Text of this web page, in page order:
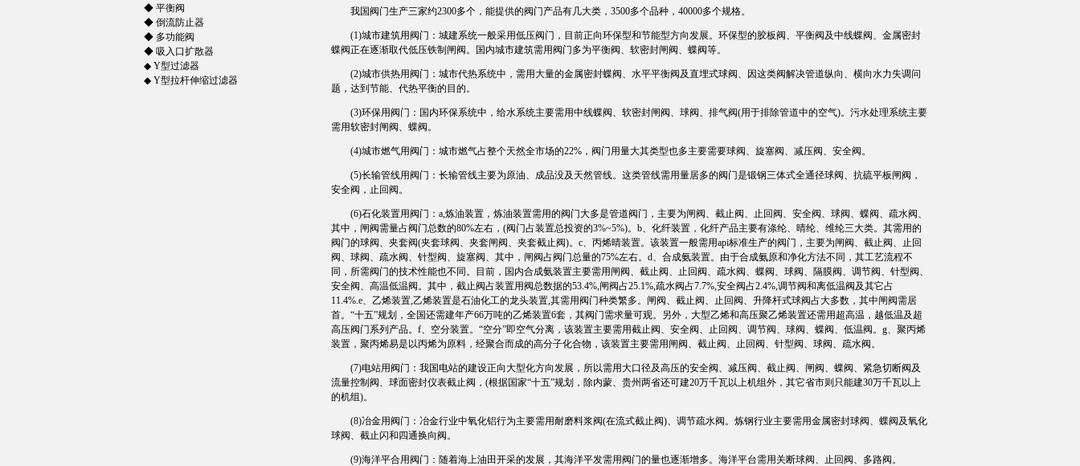
◆ 平衡阀
◆ 倒流防止器
◆ 多功能阀
◆ 吸入口扩散器
◆ Y型过滤器
◆ Y型拉杆伸缩过滤器
我国阀门生产三家约2300多个，能提供的阀门产品有几大类，3500多个品种，40000多个规格。
(1)城市建筑用阀门：城建系统一般采用低压阀门，目前正向环保型和节能型方向发展。环保型的胶板阀、平衡阀及中线蝶阀、金属密封
蝶阀正在逐渐取代低压铁制闸阀。国内城市建筑需用阀门多为平衡阀、软密封闸阀、蝶阀等。
(2)城市供热用阀门：城市代热系统中，需用大量的金属密封蝶阀、水平平衡阀及直埋式球阀、因这类阀解决管道纵向、横向水力失调问
题，达到节能、代热平衡的目的。
(3)环保用阀门：国内环保系统中，给水系统主要需用中线蝶阀、软密封闸阀、球阀、排气阀(用于排除管道中的空气)。污水处理系统主要
需用软密封闸阀、蝶阀。
(4)城市燃气用阀门：城市燃气占整个天然全市场的22%，阀门用量大其类型也多主要需要球阀、旋塞阀、减压阀、安全阀。
(5)长输管线用阀门：长输管线主要为原油、成品没及天然管线。这类管线需用量居多的阀门是锻钢三体式全通径球阀、抗硫平板闸阀，
安全阀，止回阀。
(6)石化装置用阀门：a,炼油装置，炼油装置需用的阀门大多是管道阀门，主要为闸阀、截止阀、止回阀、安全阀、球阀、蝶阀、疏水阀、
其中，闸阀需量占阀门总数的80%左右，(阀门占装置总投资的3%~5%)。b、化纤装置，化纤产品主要有涤纶、晴纶、维纶三大类。其需用的
阀门的球阀、夹套阀(夹套球阀、夹套闸阀、夹套截止阀)。c、丙烯晴装置。该装置一般需用api标准生产的阀门，主要为闸阀、截止阀、止回
阀、球阀、疏水阀、针型阀、旋塞阀、其中，闸阀占阀门总量的75%左右。d、合成氨装置。由于合成氨原和净化方法不同，其工艺流程不
同，所需阀门的技术性能也不同。目前，国内合成氨装置主要需用闸阀、截止阀、止回阀、疏水阀、蝶阀、球阀、隔膜阀、调节阀、针型阀、
安全阀、高温低温阀。其中，截止阀占装置用阀总数据的53.4%,闸阀占25.1%,疏水阀占7.7%,安全阀占2.4%,调节阀和离低温阀及其它占
11.4%.e、乙烯装置,乙烯装置是石油化工的龙头装置,其需用阀门种类繁多。闸阀、截止阀、止回阀、升降杆式球阀占大多数，其中闸阀需居
首。“十五”规划，全国还需建年产66万吨的乙烯装置6套，其阀门需求量可观。另外，大型乙烯和高压聚乙烯装置还需用超高温，越低温及超
高压阀门系列产品。f、空分装置。“空分”即空气分离，该装置主要需用截止阀、安全阀、止回阀、调节阀、球阀、蝶阀、低温阀。g、聚丙烯
装置，聚丙烯易是以丙烯为原料，经聚合而成的高分子化合物，该装置主要需用闸阀、截止阀、止回阀、针型阀、球阀、疏水阀。
(7)电站用阀门：我国电站的建设正向大型化方向发展，所以需用大口径及高压的安全阀、减压阀、截止阀、闸阀、蝶阀、紧急切断阀及
流量控制阀、球面密封仪表截止阀，(根据国家“十五”规划，除内蒙、贵州两省还可建20万千瓦以上机组外，其它省市则只能建30万千瓦以上
的机组)。
(8)冶金用阀门：冶金行业中氧化铝行为主要需用耐磨料浆阀(在流式截止阀)、调节疏水阀。炼钢行业主要需用金属密封球阀、蝶阀及氧化
球阀、截止闪和四通换向阀。
(9)海洋平合用阀门：随着海上油田开采的发展，其海洋平发需用阀门的量也逐渐增多。海洋平台需用关断球阀、止回阀、多路阀。